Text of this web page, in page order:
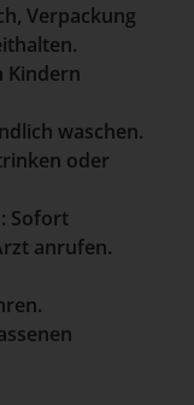
Verpackung
Kindern
waschen.
oder
Sofort
anrufen.